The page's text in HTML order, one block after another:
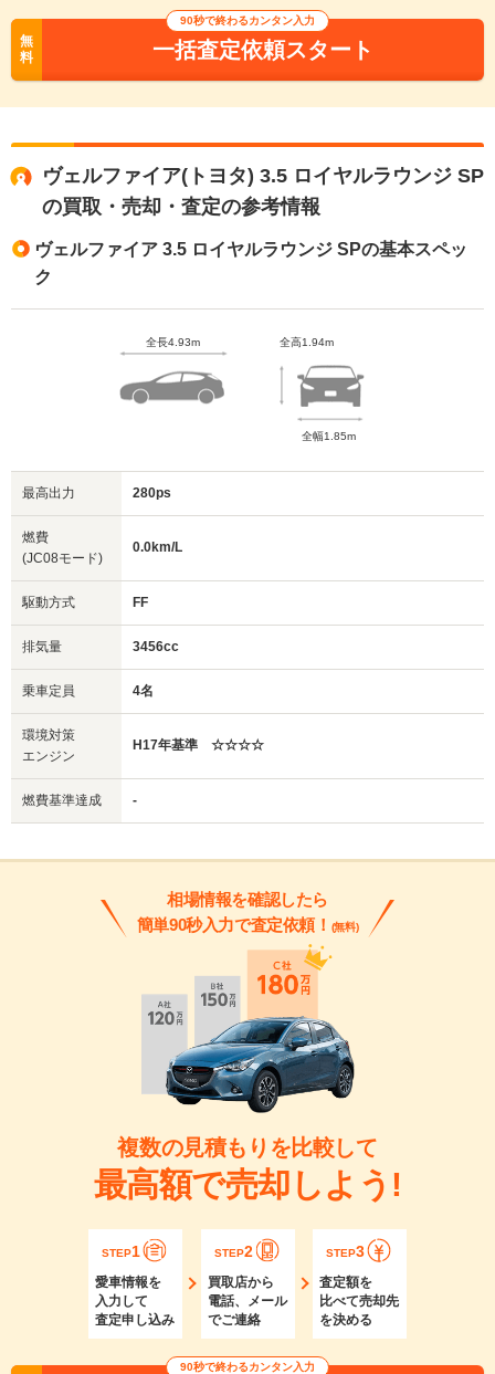
無
料
90秒で終わるカンタン入力
一括査定依頼スタート
ヴェルファイア(トヨタ) 3.5 ロイヤルラウンジ SP
の買取・売却・査定の参考情報
ヴェルファイア 3.5 ロイヤルラウンジ SPの基本スペッ
ク
全長4.93m 全高1.94m
全幅1.85m
最高出力 280ps
燃費
(JC08モード)
0.0km/L
駆動方式 FF
排気量 3456cc
乗車定員 4名
環境対策
エンジン
H17年基準 ☆☆☆☆
燃費基準達成 -
相場情報を確認したら
簡単90秒入力で査定依頼！ (無料)
複数の見積もりを比較して
最高額で売却しよう!
STEP1
愛車情報を
入力して
査定申し込み
STEP2
買取店から
電話、メール
でご連絡
STEP3
査定額を
比べて売却先
を決める
90秒で終わるカンタン入力